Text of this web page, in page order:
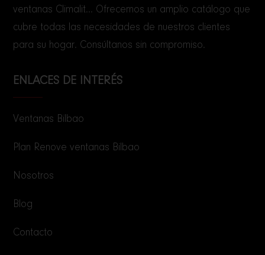
ventanas Climalit... Ofrecemos un amplio catálogo que
cubre todas las necesidades de nuestros clientes
para su hogar. Consúltanos sin compromiso.
ENLACES DE INTERÉS
Ventanas Bilbao
Plan Renove ventanas Bilbao
Nosotros
Blog
Contacto